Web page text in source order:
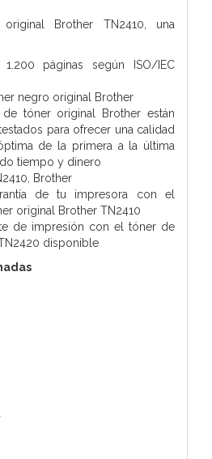
Brother TN2410, una
1.200 páginas según ISO/IEC
negro original Brother
de tóner original Brother están
para ofrecer una calidad
de la primera a la última
tiempo y dinero
Brother
de tu impresora con el
original Brother TN2410
de impresión con el tóner de
disponible